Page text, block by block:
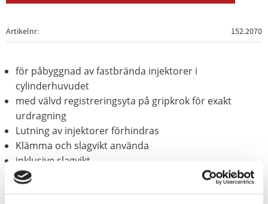
Artikelnr 152.2070
för påbyggnad av fastbrända injektorer i
cylinderhuvudet
med välvd registreringsyta på gripkrok för exakt
urdragning
Lutning av injektorer förhindras
Klämma och slagvikt använda
inklusive slagvikt
Speciellt-verktygsstål